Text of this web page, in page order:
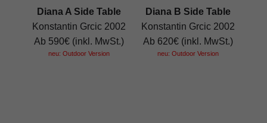
Diana A Side Table
Konstantin Grcic 2002
Ab 590€ (inkl. MwSt.)
neu: Outdoor Version
Diana B Side Table
Konstantin Grcic 2002
Ab 620€ (inkl. MwSt.)
neu: Outdoor Version